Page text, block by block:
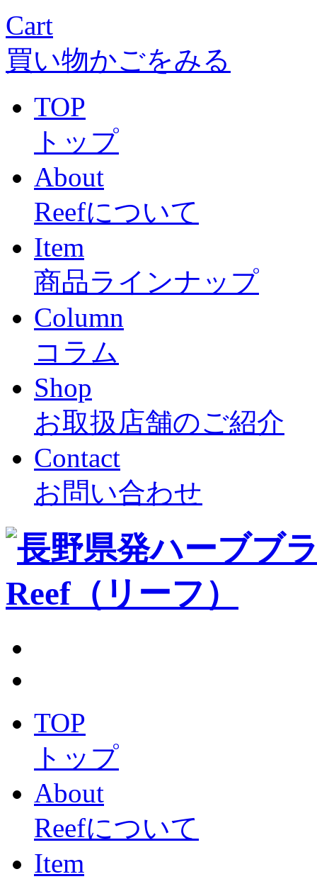
Cart
買い物かごをみる
TOP
トップ
About
Reefについて
Item
商品ラインナップ
Column
コラム
Shop
お取扱店舗のご紹介
Contact
お問い合わせ
TOP
トップ
About
Reefについて
Item